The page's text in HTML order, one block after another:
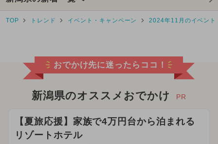
2026年1月のイベント
2026年7月のイベント
2024年8月のイベント
2025年2月のイベント 花火
2026年5月のイベント
2024年11月のイベント
TOP トレンド イベント・キャンペーン 2024年11月のイベント
おでかけ先に迷ったらココ！
新潟県のオススメおでかけ PR
【夏旅応援】家族で4万円台から泊まれる
リゾートホテル